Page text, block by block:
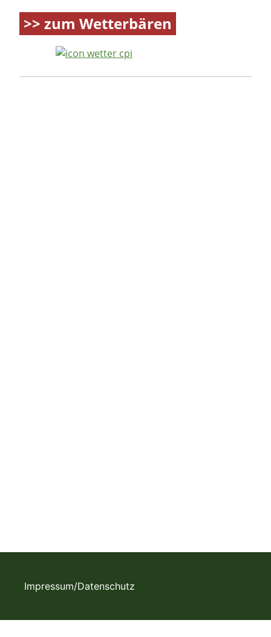
>> zum Wetterbären
Impressum/Datenschutz